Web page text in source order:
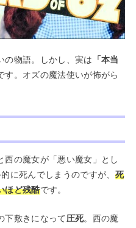
の物語。しかし、実は
「本当
す。オズの魔法使いが怖がら
西の魔女が「悪い魔女」とし
に死んでしまうのですが、 死
ほど残酷です。
下敷きになって 圧死。西の魔